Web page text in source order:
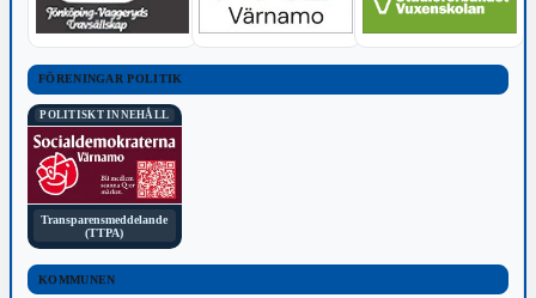
FÖRENINGAR POLITIK
POLITISKT INNEHÅLL
Transparensmeddelande
(TTPA)
KOMMUNEN